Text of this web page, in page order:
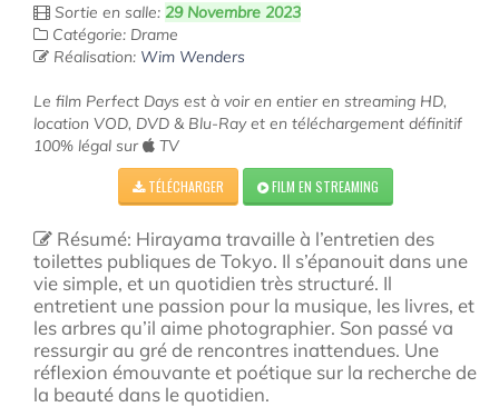
Sortie en salle: 29 Novembre 2023
Catégorie: Drame
Réalisation: Wim Wenders
Le film Perfect Days est à voir en entier en streaming HD,
location VOD, DVD & Blu-Ray et en téléchargement définitif
100% légal sur
TV
TÉLÉCHARGER FILM EN STREAMING
Résumé: Hirayama travaille à l’entretien des
toilettes publiques de Tokyo. Il s’épanouit dans une
vie simple, et un quotidien très structuré. Il
entretient une passion pour la musique, les livres, et
les arbres qu’il aime photographier. Son passé va
ressurgir au gré de rencontres inattendues. Une
réflexion émouvante et poétique sur la recherche de
la beauté dans le quotidien.